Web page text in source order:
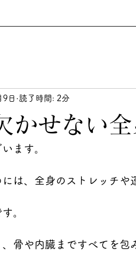
かせない
9日 読了時間: 2分
ます。
は、全身のストレッチや
。
骨や内臓まですべてを包